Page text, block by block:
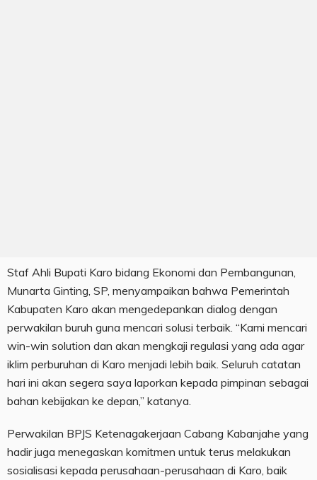
Staf Ahli Bupati Karo bidang Ekonomi dan Pembangunan,
Munarta Ginting, SP, menyampaikan bahwa Pemerintah
Kabupaten Karo akan mengedepankan dialog dengan
perwakilan buruh guna mencari solusi terbaik. “Kami mencari
win-win solution dan akan mengkaji regulasi yang ada agar
iklim perburuhan di Karo menjadi lebih baik. Seluruh catatan
hari ini akan segera saya laporkan kepada pimpinan sebagai
bahan kebijakan ke depan,” katanya.
Perwakilan BPJS Ketenagakerjaan Cabang Kabanjahe yang
hadir juga menegaskan komitmen untuk terus melakukan
sosialisasi kepada perusahaan-perusahaan di Karo, baik